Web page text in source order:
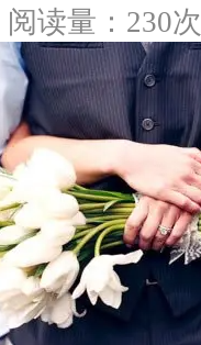
阅读量：230次